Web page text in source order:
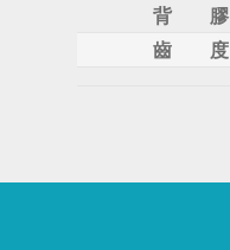
背 膠
齒 度